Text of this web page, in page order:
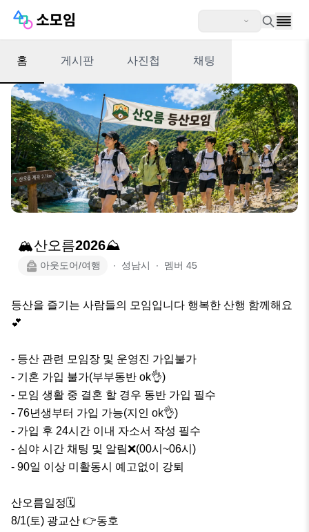
홈 게시판 사진첩 채팅
🏔산오름2026⛰️
아웃도어/여행 ∙ 성남시 ∙ 멤버 45
등산을 즐기는 사람들의 모임입니다 행복한 산행 함께해요
💕
- 등산 관련 모임장 및 운영진 가입불가
- 기혼 가입 불가(부부동반 ok👌)
- 모임 생활 중 결혼 할 경우 동반 가입 필수
- 76년생부터 가입 가능(지인 ok👌)
- 가입 후 24시간 이내 자소서 작성 필수
- 심야 시간 채팅 및 알림❌️(00시~06시)
- 90일 이상 미활동시 예고없이 강퇴
산오름일정🗓
8/1(토) 광교산 👉동호